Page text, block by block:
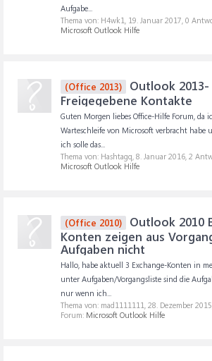
Aufgabe...
Thema von: H4wk1, 19. Januar 2017, 0
Microsoft Outlook Hilfe
(Office 2013)
Outlook 2013-
Freigegebene Kontakte
Guten Morgen liebes Office-Hilfe Forum,
Warteschleife von Microsoft verbracht habe
ich solle das...
Thema von: Hashtagq, 8. Januar 2016, 2
Microsoft Outlook Hilfe
(Office 2010)
Outlook 2010
Konten zeigen aus
Aufgaben nicht
Hallo, habe aktuell 3 Exchange-Konten in
unter Aufgaben/Vorgangsliste sind die
nur wenn ich...
Thema von: mad1111111, 28. Dezember 2015
Forum: Microsoft Outlook Hilfe